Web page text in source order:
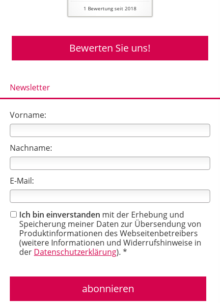
1 Bewertung seit 2018
Bewerten Sie uns!
Newsletter
Vorname:
Nachname:
E-Mail:
Ich bin einverstanden mit der Erhebung und
Speicherung meiner Daten zur Übersendung von
Produktinformationen des Webseitenbetreibers
(weitere Informationen und Widerrufshinweise in
der Datenschutzerklärung). *